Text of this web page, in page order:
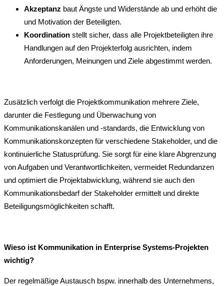
Akzeptanz baut Ängste und Widerstände ab und erhöht die
und Motivation der Beteiligten.
Koordination stellt sicher, dass alle Projektbeteiligten ihre
Handlungen auf den Projekterfolg ausrichten, indem
Anforderungen, Meinungen und Ziele abgestimmt werden.
Zusätzlich verfolgt die Projektkommunikation mehrere Ziele,
darunter die Festlegung und Überwachung von
Kommunikationskanälen und -standards, die Entwicklung von
Kommunikationskonzepten für verschiedene Stakeholder, und die
kontinuierliche Statusprüfung. Sie sorgt für eine klare Abgrenzung
von Aufgaben und Verantwortlichkeiten, vermeidet Redundanzen
und optimiert die Projektabwicklung, während sie auch den
Kommunikationsbedarf der Stakeholder ermittelt und direkte
Beteiligungsmöglichkeiten schafft.
Wieso ist Kommunikation in Enterprise Systems-Projekten
wichtig?
Der regelmäßige Austausch bspw. innerhalb des Unternehmens,